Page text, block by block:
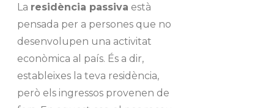
La residència passiva està
pensada per a persones que no
desenvolupen una activitat
econòmica al país. És a dir,
estableixes la teva residència,
però els ingressos provenen de